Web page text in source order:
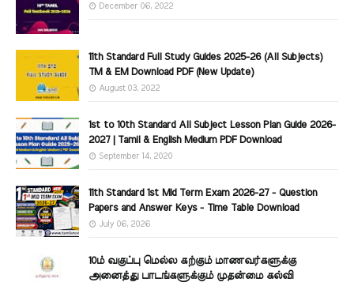
December 06, 2022
11th Standard Full Study Guides 2025-26 (All Subjects)
TM & EM Download PDF (New Update)
August 03, 2022
1st to 10th Standard All Subject Lesson Plan Guide 2026-
2027 | Tamil & English Medium PDF Download
September 14, 2020
11th Standard 1st Mid Term Exam 2026-27 - Question
Papers and Answer Keys - Time Table Download
July 06, 2026
10ம் வகுப்பு மெல்ல கற்கும் மாணவர்களுக்கு
அனைத்து பாடங்களுக்கும் முதன்மை கல்வி